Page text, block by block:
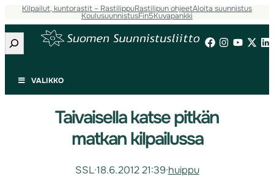
Kilpailut, kuntorastit – RastilippuRastilipun ohjeetAloita suunnistus
KoulusuunnistusFin5Kuvapankki
Etsi
VALIKKO
Taivaisella katse pitkän
matkan kilpailussa
SSL·18.6.2012 21:39·huippu